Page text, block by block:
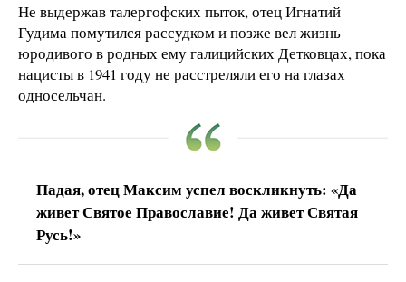
Не выдержав талергофских пыток, отец Игнатий
Гудима помутился рассудком и позже вел жизнь
юродивого в родных ему галицийских Детковцах, пока
нацисты в 1941 году не расстреляли его на глазах
односельчан.
Падая, отец Максим успел воскликнуть: «Да
живет Святое Православие! Да живет Святая
Русь!»